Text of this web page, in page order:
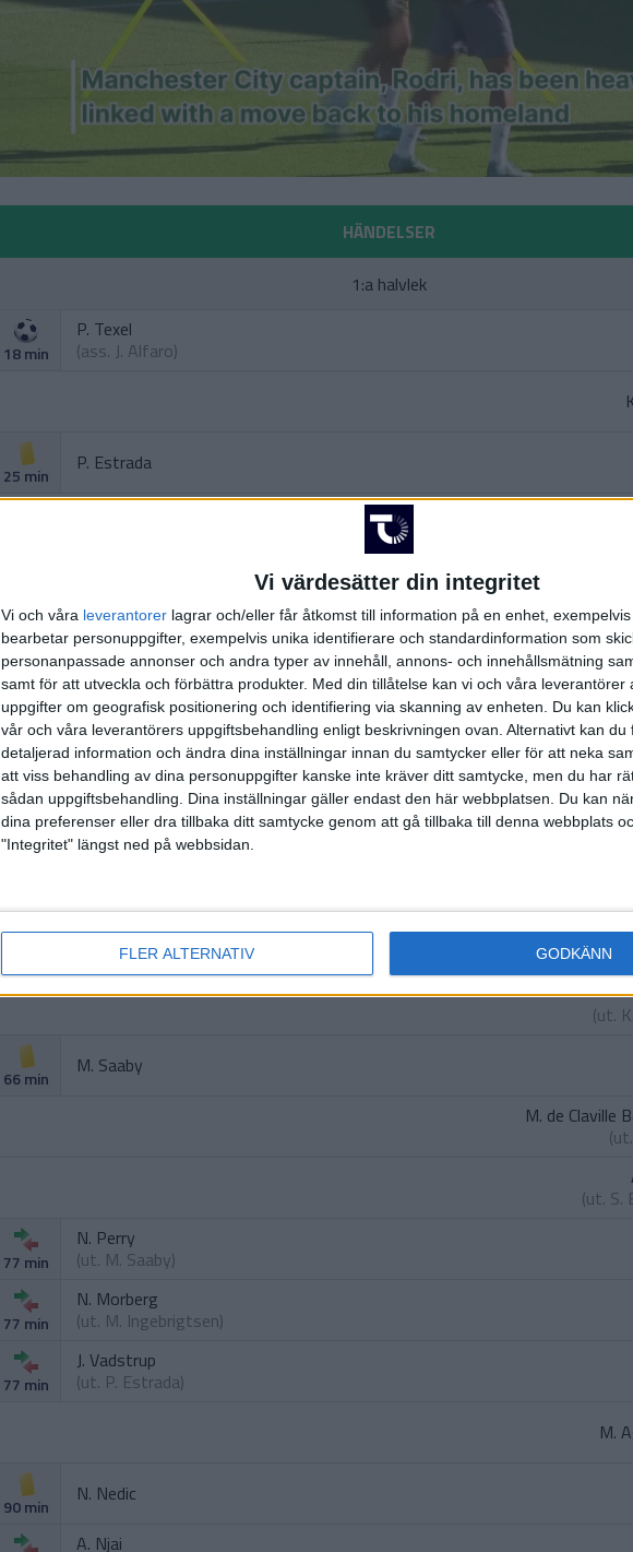
Vi värdesätter din integritet
Vi och våra leverantorer lagrar och/eller får åtkomst till information på en enhet,
bearbetar personuppgifter, exempelvis unika identifierare och standardinformation som
personanpassade annonser och andra typer av innehåll, annons- och innehållsmätning
samt för att utveckla och förbättra produkter. Med din tillåtelse kan vi och våra leverantörer
uppgifter om geografisk positionering och identifiering via skanning av enheten. Du kan
vår och våra leverantörers uppgiftsbehandling enligt beskrivningen ovan. Alternativt kan du
detaljerad information och ändra dina inställningar innan du samtycker eller för att neka
att viss behandling av dina personuppgifter kanske inte kräver ditt samtycke, men du har
sådan uppgiftsbehandling. Dina inställningar gäller endast den här webbplatsen. Du kan
dina preferenser eller dra tillbaka ditt samtycke genom att gå tillbaka till denna webbplats
"Integritet" längst ned på webbsidan.
FLER ALTERNATIV GODKÄNN
HÄNDELSER
1:a halvlek
18 min
P. Texel
(ass. J. Alfaro)
25 min
P. Estrada
2:a halvlek
59 min
J. Bjarnason
(ut.M. Olsen)
63 min
M. Ingebrigtsen
(ut.
(ut.
66 min
M. Saaby
M. de Claville
(ut.
(ut. S.
77 min
N. Perry
(ut. M. Saaby)
77 min
N. Morberg
(ut. M. Ingebrigtsen)
77 min
J. Vadstrup
(ut. P. Estrada)
M.
90 min
N. Nedic
A. Njai